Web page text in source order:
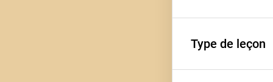
L'univers
Type de leçon